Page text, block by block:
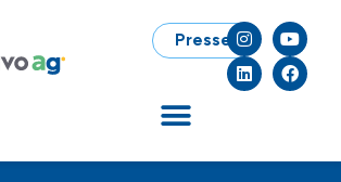
Presse